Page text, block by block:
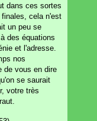
dans ces sortes
cela n'est
un peu se
des équations
et l'adresse.
nos
de vous en dire
se saurait
votre très